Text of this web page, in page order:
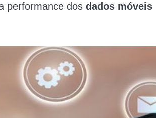
performance dos dados móveis